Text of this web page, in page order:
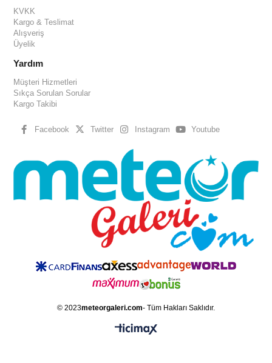
KVKK
Kargo & Teslimat
Alışveriş
Üyelik
Yardım
Müşteri Hizmetleri
Sıkça Sorulan Sorular
Kargo Takibi
Facebook Twitter Instagram Youtube
© 2023meteorgaleri.com- Tüm Hakları Saklıdır.